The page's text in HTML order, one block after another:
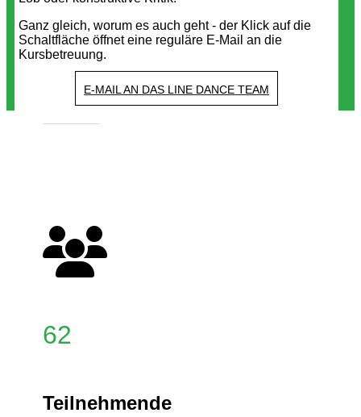
Ganz gleich, worum es auch geht - der Klick auf die
Schaltfläche öffnet eine reguläre E-Mail an die
Kursbetreuung.
E-MAIL AN DAS LINE DANCE TEAM
62
Teilnehmende